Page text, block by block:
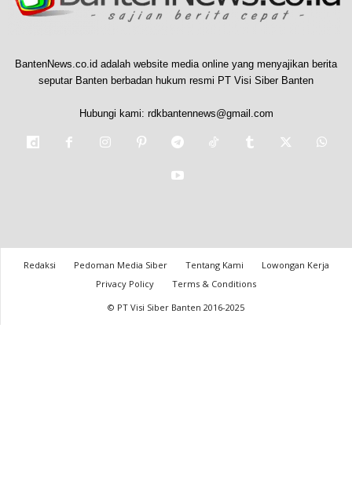
BantenNews.co.id adalah website media online yang menyajikan berita
seputar Banten berbadan hukum resmi PT Visi Siber Banten
Hubungi kami: rdkbantennews@gmail.com
Redaksi Pedoman Media Siber Tentang Kami
Lowongan Kerja
Privacy Policy
Terms & Conditions
© PT Visi Siber Banten 2016-2025